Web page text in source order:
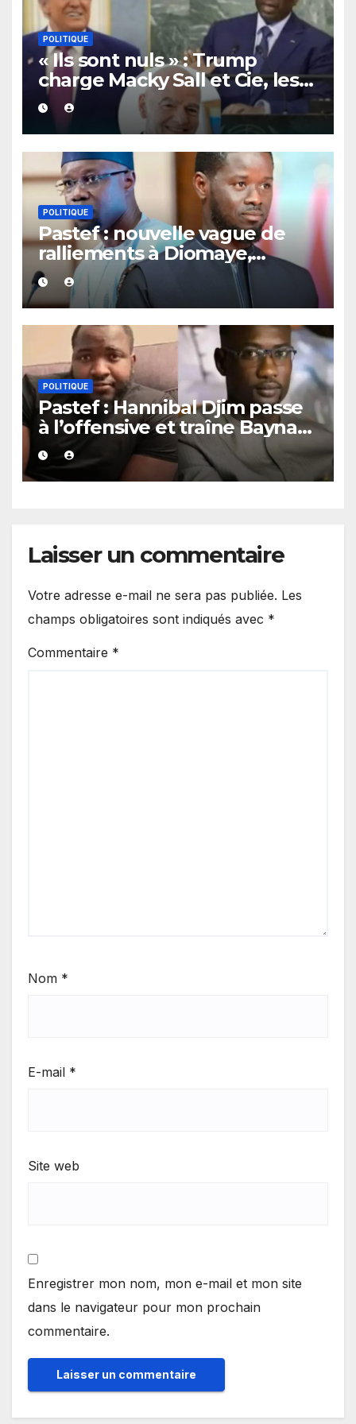
POLITIQUE
« Ils sont nuls » : Trump
charge Macky Sall et Cie, les
dessous de son lobbying pro-
Infantino à l’ONU
POLITIQUE
Pastef : nouvelle vague de
ralliements à Diomaye,
plusieurs cadres et
coordonnateurs lâchent
Sonko.
POLITIQUE
Pastef : Hannibal Djim passe
à l’offensive et traîne Bayna
Gueye devant la justice.
Laisser un commentaire
Votre adresse e-mail ne sera pas publiée. Les
champs obligatoires sont indiqués avec *
Commentaire *
Nom *
E-mail *
Site web
Enregistrer mon nom, mon e-mail et mon site
dans le navigateur pour mon prochain
commentaire.